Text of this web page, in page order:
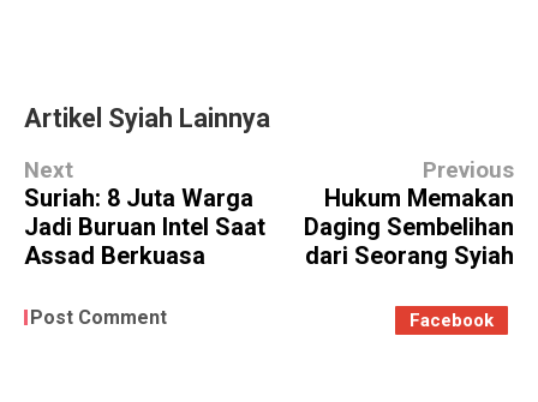
Artikel Syiah Lainnya
Next
Suriah: 8 Juta Warga
Jadi Buruan Intel Saat
Assad Berkuasa
Previous
Hukum Memakan
Daging Sembelihan
dari Seorang Syiah
Post Comment Facebook